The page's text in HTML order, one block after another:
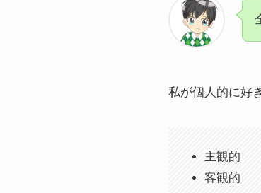
私が個人的に好
主観的
客観的